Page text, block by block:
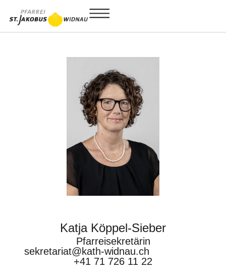
Katja Köppel-Sieber
Pfarreisekretärin
sekretariat@kath-widnau.ch
+41 71 726 11 22